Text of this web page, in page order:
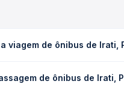
viagem de ônibus de Irati,
ou leito) e as condições
de ônibus de Irati,